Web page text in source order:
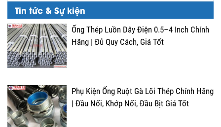
Tin tức & Sự kiện
Ống Thép Luồn Dây Điện 0.5–4 Inch Chính
Hãng | Đủ Quy Cách, Giá Tốt
Phụ Kiện Ống Ruột Gà Lõi Thép Chính Hãng
| Đầu Nối, Khớp Nối, Đầu Bịt Giá Tốt